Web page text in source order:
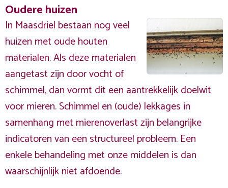
Oudere huizen
In Maasdriel bestaan nog veel
huizen met oude houten
materialen. Als deze materialen
aangetast zijn door vocht of
schimmel, dan vormt dit een aantrekkelijk doelwit
voor mieren. Schimmel en (oude) lekkages in
samenhang met mierenoverlast zijn belangrijke
indicatoren van een structureel probleem. Een
enkele behandeling met onze middelen is dan
waarschijnlijk niet afdoende.